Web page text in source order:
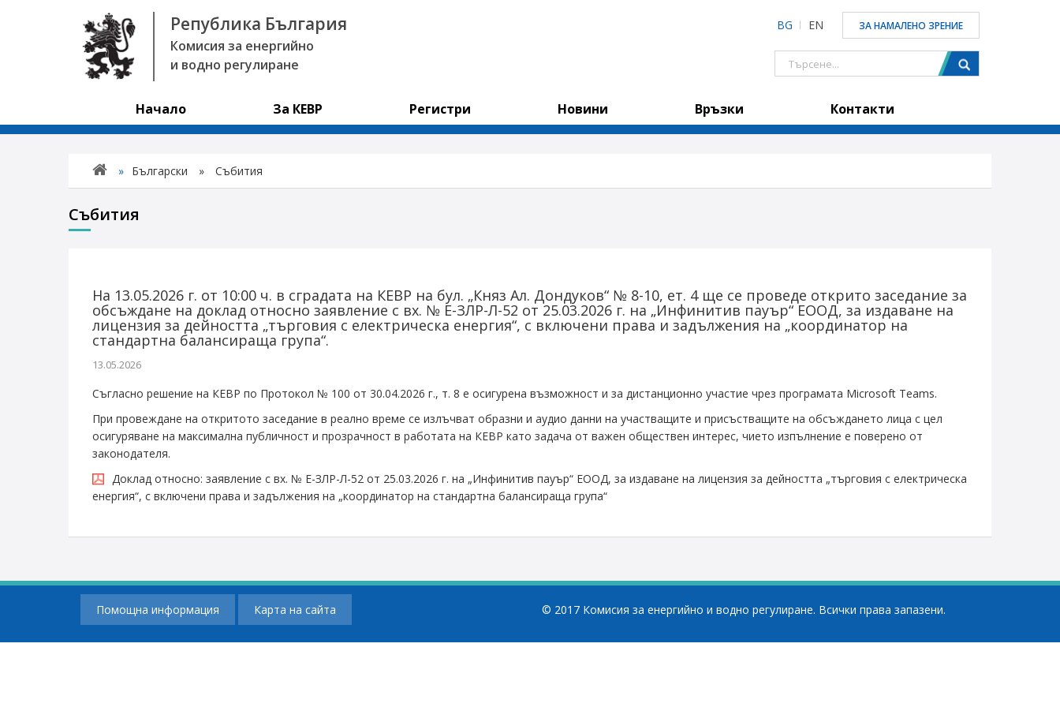
Република България
Комисия за енергийно
и водно регулиране
BG EN ЗА НАМАЛЕНО ЗРЕНИЕ
Начало За КЕВР Регистри Новини Връзки Контакти
» Български » Събития
Събития
На 13.05.2026 г. от 10:00 ч. в сградата на КЕВР на бул. „Княз Ал. Дондуков“ № 8-10, ет. 4 ще се проведе открито заседание за
обсъждане на доклад относно заявление с вх. № Е-ЗЛР-Л-52 от 25.03.2026 г. на „Инфинитив пауър“ ЕООД, за издаване на
лицензия за дейността „търговия с електрическа енергия“, с включени права и задължения на „координатор на
стандартна балансираща група“.
13.05.2026
Съгласно решение на КЕВР по Протокол № 100 от 30.04.2026 г., т. 8 е осигурена възможност и за дистанционно участие чрез програмата Microsoft Teams.
При провеждане на откритото заседание в реално време се излъчват образни и аудио данни на участващите и присъстващите на обсъждането лица с цел
осигуряване на максимална публичност и прозрачност в работата на КЕВР като задача от важен обществен интерес, чието изпълнение е поверено от
законодателя.
Доклад относно: заявление с вх. № Е-ЗЛР-Л-52 от 25.03.2026 г. на „Инфинитив пауър“ ЕООД, за издаване на лицензия за дейността „търговия с електрическа
енергия“, с включени права и задължения на „координатор на стандартна балансираща група“
Помощна информация Карта на сайта © 2017 Комисия за енергийно и водно регулиране. Всички права запазени.